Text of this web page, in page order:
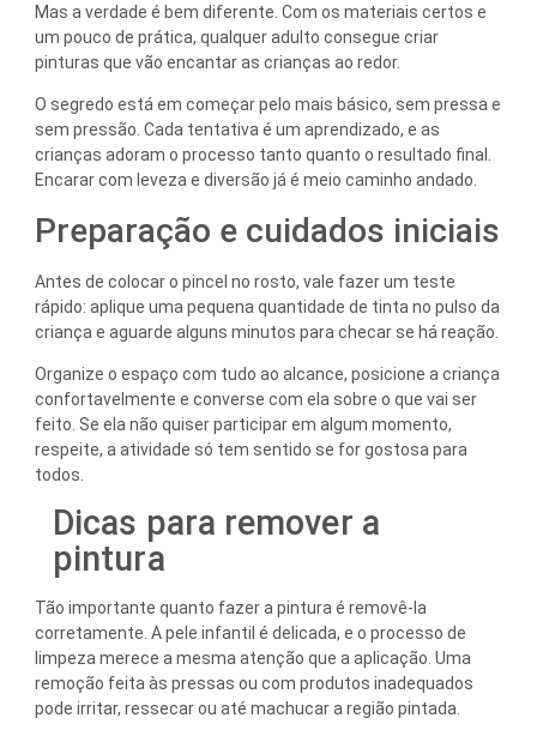
Mas a verdade é bem diferente. Com os materiais certos e
um pouco de prática, qualquer adulto consegue criar
pinturas que vão encantar as crianças ao redor.
O segredo está em começar pelo mais básico, sem pressa e
sem pressão. Cada tentativa é um aprendizado, e as
crianças adoram o processo tanto quanto o resultado final.
Encarar com leveza e diversão já é meio caminho andado.
Preparação e cuidados iniciais
Antes de colocar o pincel no rosto, vale fazer um teste
rápido: aplique uma pequena quantidade de tinta no pulso da
criança e aguarde alguns minutos para checar se há reação.
Organize o espaço com tudo ao alcance, posicione a criança
confortavelmente e converse com ela sobre o que vai ser
feito. Se ela não quiser participar em algum momento,
respeite, a atividade só tem sentido se for gostosa para
todos.
Dicas para remover a
pintura
Tão importante quanto fazer a pintura é removê-la
corretamente. A pele infantil é delicada, e o processo de
limpeza merece a mesma atenção que a aplicação. Uma
remoção feita às pressas ou com produtos inadequados
pode irritar, ressecar ou até machucar a região pintada.